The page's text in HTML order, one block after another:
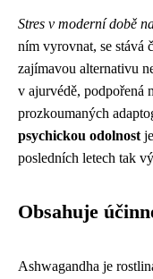
Stres v moderní době
ním vyrovnat, se stává
zajímavou alternativu
v ajurvédě, podpořená
prozkoumaných
psychickou odolnost
posledních letech tak
Obsahuje
Ashwagandha je